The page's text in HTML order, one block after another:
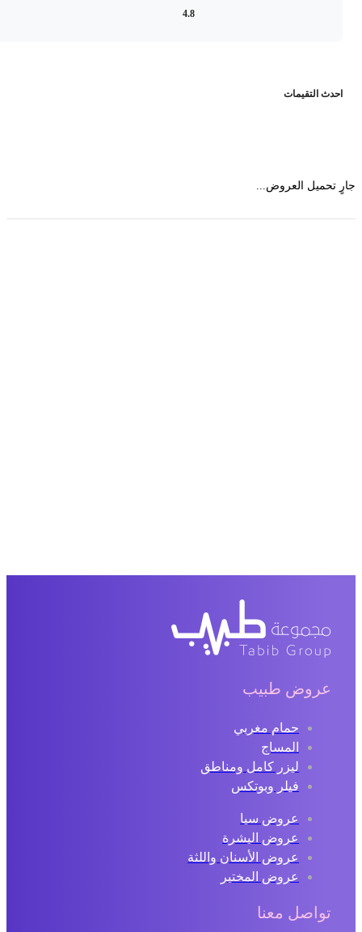
التقيمات
تحميل العروض...
عروض طبيب
حمام مغربي
المساج
ليزر كامل ومناطق
فيلر وبوتكس
عروض سبا
عروض البشرة
عروض الأسنان واللثة
عروض المختبر
تواصل معنا